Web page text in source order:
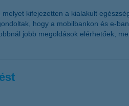
kifejezetten a kialakult
hogy a mobilbankon és e-
jobb megoldások elérhetőek,